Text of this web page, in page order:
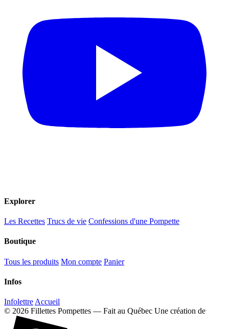
Explorer
Les Recettes Trucs de vie Confessions d'une Pompette
Boutique
Tous les produits Mon compte Panier
Infos
Infolettre Accueil
© 2026 Fillettes Pompettes — Fait au Québec Une création de